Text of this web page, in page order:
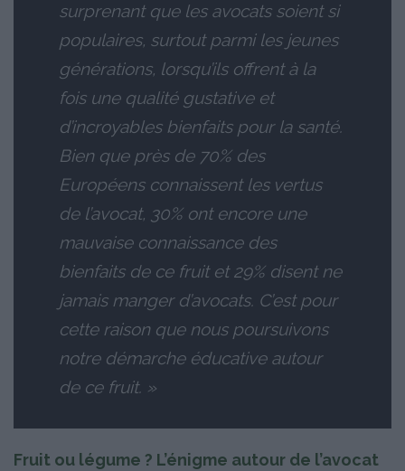
surprenant que les avocats soient si
populaires, surtout parmi les jeunes
générations, lorsqu’ils offrent à la
fois une qualité gustative et
d’incroyables bienfaits pour la santé.
Bien que près de 70% des
Européens connaissent les vertus
de l’avocat, 30% ont encore une
mauvaise connaissance des
bienfaits de ce fruit et 29% disent ne
jamais manger d’avocats. C’est pour
cette raison que nous poursuivons
notre démarche éducative autour
de ce fruit. »
Fruit ou légume ? L’énigme autour de l’avocat